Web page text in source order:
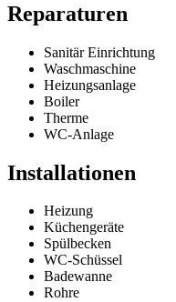
Reparaturen
Sanitär Einrichtung
Waschmaschine
Heizungsanlage
Boiler
Therme
WC-Anlage
Installationen
Heizung
Küchengeräte
Spülbecken
WC-Schüssel
Badewanne
Rohre